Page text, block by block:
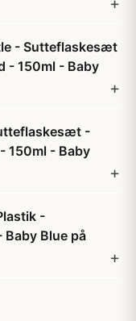
- Sutteflaskesæt
- 150ml - Baby
-
150ml - Baby
-
Baby Blue på